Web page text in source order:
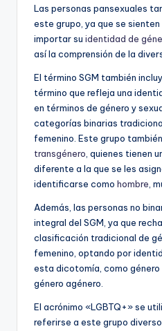
Las personas pansexuales
este grupo, ya que se
importar su identidad de
así la comprensión de la
El término SGM también
término que refleja una
en términos de género y
categorías binarias
femenino. Este grupo
transgénero, quienes tienen
diferente a la que se les
identificarse como hombre,
Además, las personas no
integral del SGM, ya que
clasificación tradicional de
femenino, optando por
esta dicotomía, como género
género agénero.
El acrónimo «LGBTQ+» se
referirse a este grupo